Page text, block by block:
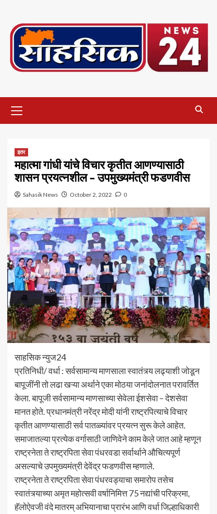
content
Menu
इतर
महात्मा गांधी यांचे विचार कृतीत आणण्यासाठी
शासन प्रयत्नशील – उपमुख्यमंत्री फडणवीस
Sahasik News October 2, 2022 0
साहसिक न्युज24
प्रतिनिधी/ वर्धा : सर्वसामान्य माणसाला स्वातंत्र्य लढ्याशी जोडून
बापूजींनी तो लढा खऱ्या अर्थाने एका मोठया जनांदोलनात परावर्तित
केला. बापूजी सर्वसामान्य माणसाच्या सेवेला ईशसेवा – देशसेवा
मानत होते. प्रधानमंत्री नरेंद्र मोदी यांनी राष्ट्रपित्याचे विचार
कृतीत आणण्यासाठी सर्व पातळ्यांवर प्रयत्न सुरू केले आहेत.
समाजातल्या प्रत्येक वर्गासाठी जाणिवेने काम केले जात आहे म्हणून
राष्ट्रनेता ते राष्ट्रपिता सेवा पंधरवडा सर्वार्थाने औचित्यपूर्ण
असल्याचे उपमुख्यमंत्री देवेंद्र फडणवीस म्हणाले.
राष्ट्रनेता ते राष्ट्रपिता सेवा पंधरवड्याचा समारोप तसेच
स्वातंत्र्याच्या अमृत महोत्सवी वर्षानिमित्त 75 नद्यांची परिक्रमा,
हॅलोऐवजी वंदे मातरम् अभियानाचा प्रारंभ आणि वर्धा जिल्हाधिकारी